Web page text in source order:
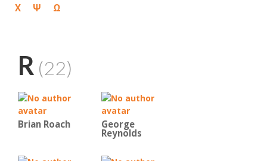
Χ
Ψ Ω
R (22)
Brian Roach George
Reynolds